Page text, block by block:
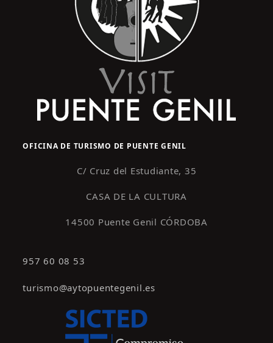
OFICINA DE TURISMO DE PUENTE GENIL
C/ Cruz del Estudiante, 35
CASA DE LA CULTURA
14500 Puente Genil CÓRDOBA
957 60 08 53
turismo@aytopuentegenil.es